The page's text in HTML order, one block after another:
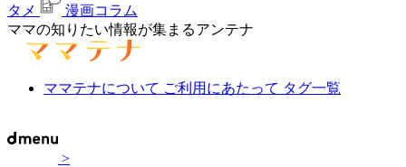
タメ
漫画コラム
ママの知りたい情報が集まるアンテナ
ママテナについて ご利用にあたって タグ一覧
>